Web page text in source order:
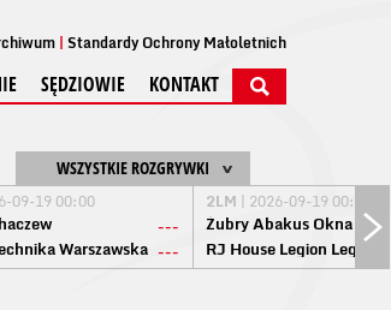
Standardy Ochrony Małoletnich
SĘDZIOWIE KONTAKT
WSZYSTKIE ROZGRYWKI
09-19 00:00
---
Warszawska ---
2LM | 2026-09-19 00:00
Żubry Abakus Okna
RJ House Legion